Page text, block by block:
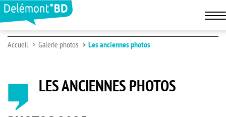
Accueil Galerie photos Les anciennes photos
LES ANCIENNES PHOTOS